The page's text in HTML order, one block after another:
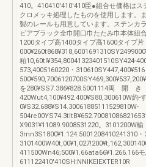
410。410410'410'410臣●組合せ価格はス
クロメッキ処理したものを使用します。
製のレールも用意しています。ステンカ
ビアブラック全巾開口巾たたみ巾本体組
1200タイプ高1400タイプ高1600タイ
粕
573,4005160220・310610SY447,400¥516
を280¥SS7.386¥828.5001114両 開 き
420Wut4,100¥492.400¥S80,300610W約‐す
0¥S32.688¥S14.30061885111529810W‐
X9031¥11089.9008531220。3101200W輸
3mn3S1800¥1.124.5001208410241310・
411500Wn46;500¥1.66ata66¥1.266.166
611122410'410SH:NNlKEIEXTER10R